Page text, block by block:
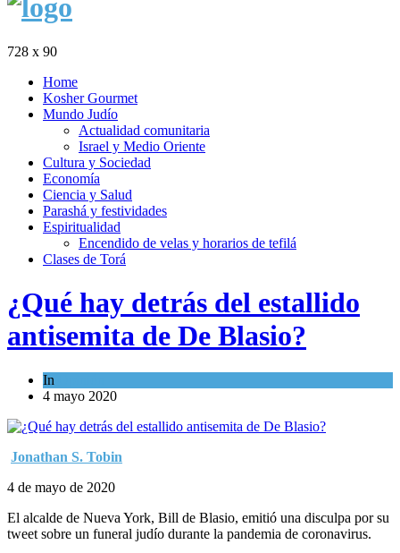
728 x 90
Home
Kosher Gourmet
Mundo Judío
Actualidad comunitaria
Israel y Medio Oriente
Cultura y Sociedad
Economía
Ciencia y Salud
Parashá y festividades
Espiritualidad
Encendido de velas y horarios de tefilá
Clases de Torá
¿Qué hay detrás del estallido
antisemita de De Blasio?
In
4 mayo 2020
Jonathan S. Tobin
4 de mayo de 2020
El alcalde de Nueva York, Bill de Blasio, emitió una disculpa por su
tweet sobre un funeral judío durante la pandemia de coronavirus.